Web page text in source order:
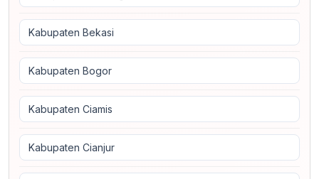
Kabupaten Bekasi
Kabupaten Bogor
Kabupaten Ciamis
Kabupaten Cianjur